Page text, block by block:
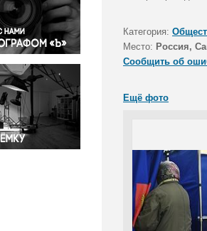
и конфликты
и бизнес
Категория:
Место: Россия,
Сообщить об
Ещё фото